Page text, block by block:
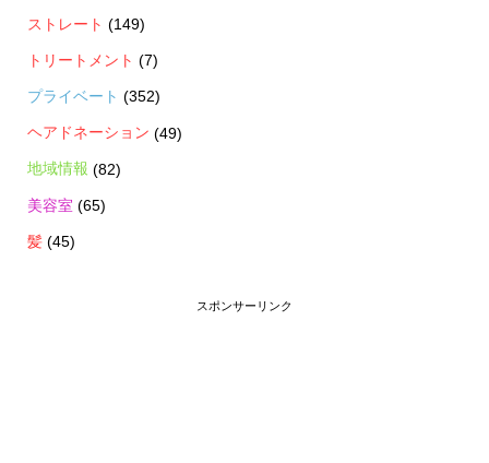
ストレート (149)
トリートメント (7)
プライベート (352)
ヘアドネーション (49)
地域情報 (82)
美容室 (65)
髪(45)
スポンサーリンク